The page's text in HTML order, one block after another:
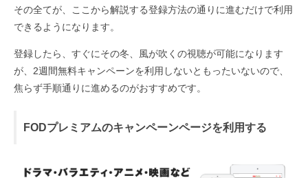
その全てが、ここから解説する登録方法の通りに進むだけで利用
できるようになります。
登録したら、すぐにその冬、風が吹くの視聴が可能になります
が、2週間無料キャンペーンを利用しないともったいないので、
焦らず手順通りに進めるのがおすすめです。
FODプレミアムのキャンペーンページを利用する